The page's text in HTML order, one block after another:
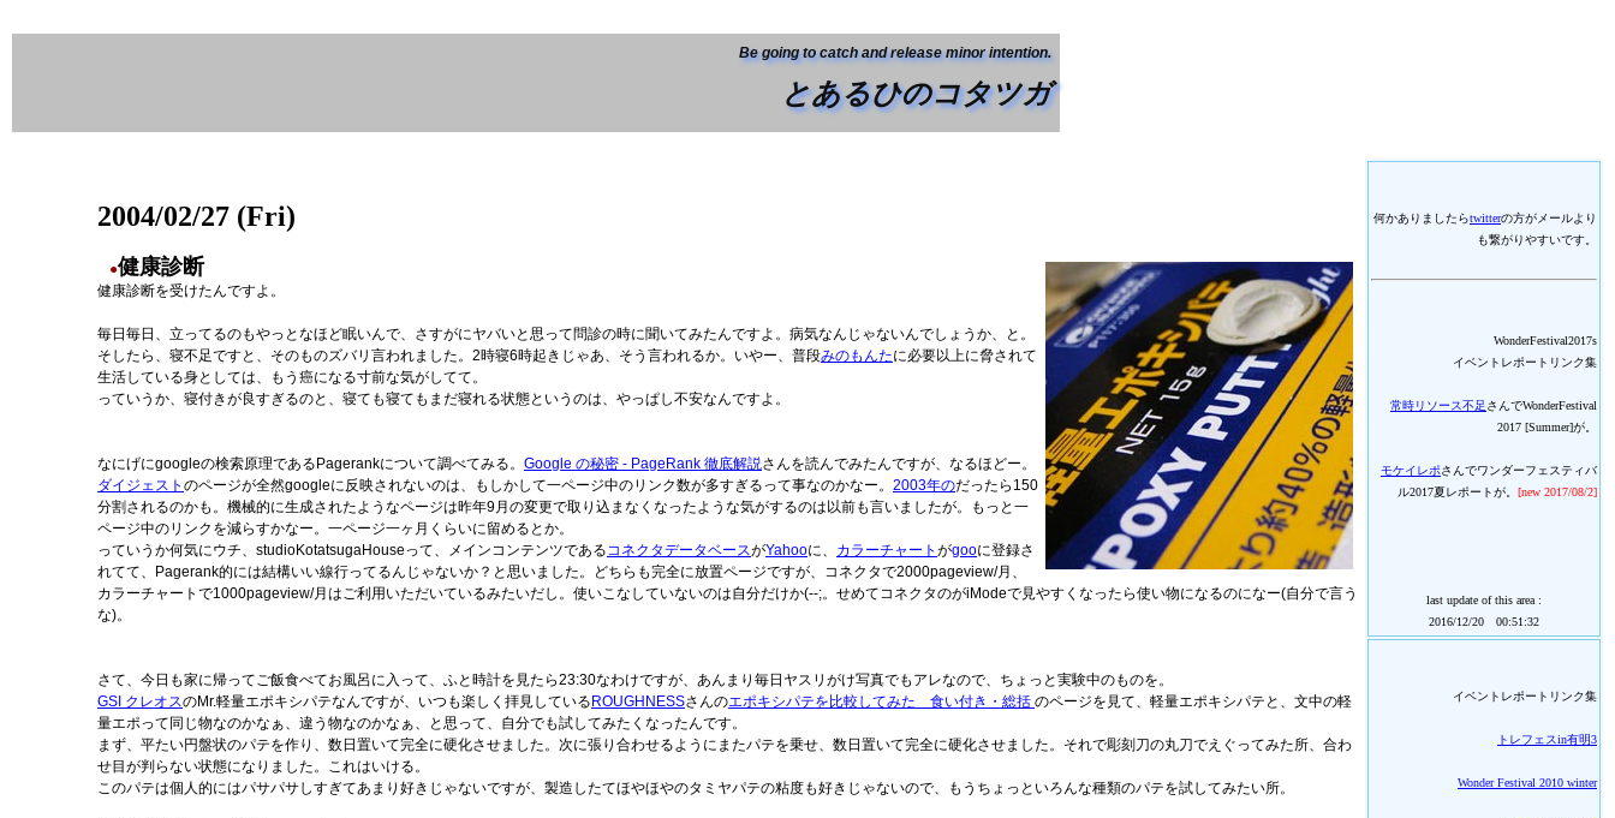
Be going to catch and release minor intention.
とあるひのコタツガ
2004/02/27 (Fri)
●健康診断
健康診断を受けたんですよ。
毎日毎日、立ってるのもやっとなほど眠いんで、さすがにヤバいと思って問診の時に聞いてみたんですよ。病気なんじゃないんでしょうか、と。
そしたら、寝不足ですと、そのものズバリ言われました。2時寝6時起きじゃあ、そう言われるか。いやー、普段みのもんたに必要以上に脅されて
生活している身としては、もう癌になる寸前な気がしてて。
っていうか、寝付きが良すぎるのと、寝ても寝てもまだ寝れる状態というのは、やっぱし不安なんですよ。
なにげにgoogleの検索原理であるPagerankについて調べてみる。 Google の秘密 - PageRank 徹底解説さんを読んでみたんですが、なるほどー。
ダイジェスト のページが全然googleに反映されないのは、もしかして一ページ中のリンク数が多すぎるって事なのかなー。 2003年のだったら150
分割されるのかも。機械的に生成されたようなページは昨年9月の変更で取り込まなくなったような気がするのは以前も言いましたが。もっと一
ページ中のリンクを減らすかなー。一ページ一ヶ月くらいに留めるとか。
っていうか何気にウチ、studioKotatsugaHouseって、メインコンテンツであるコネクタデータベースがYahooに、 カラーチャート がgooに登録さ
れてて、Pagerank的には結構いい線行ってるんじゃないか？と思いました。どちらも完全に放置ページですが、コネクタで2000pageview/月、
カラーチャートで1000pageview/月はご利用いただいているみたいだし。使いこなしていないのは自分だけか(--;。せめてコネクタのがiModeで見やすくなったら使い物になるのになー(自分で言う
な)。
さて、今日も家に帰ってご飯食べてお風呂に入って、ふと時計を見たら23:30なわけですが、あんまり毎日ヤスリがけ写真でもアレなので、ちょっと実験中のものを。
GSI クレオスのMr.軽量エポキシパテなんですが、いつも楽しく拝見している ROUGHNESSさんのエポキシパテを比較してみた 食い付き・総括 のページを見て、軽量エポキシパテと、文中の軽
量エポって同じ物なのかなぁ、違う物なのかなぁ、と思って、自分でも試してみたくなったんです。
まず、平たい円盤状のパテを作り、数日置いて完全に硬化させました。次に張り合わせるようにまたパテを乗せ、数日置いて完全に硬化させました。それで彫刻刀の丸刀でえぐってみた所、合わ
せ目が判らない状態になりました。これはいける。
このパテは個人的にはパサパサしすぎてあまり好きじゃないですが、製造したてほやほやのタミヤパテの粘度も好きじゃないので、もうちょっといろんな種類のパテを試してみたい所。
何かありましたらtwitterの方がメールより
も繋がりやすいです。
WonderFestival2017s
イベントレポートリンク集
常時リソース不足さんでWonderFestival
2017 [Summer]が。
モケイレポさんでワンダーフェスティバ
ル2017夏レポートが。 [new 2017/08/2]
last update of this area :
2016/12/20 00:51:32
イベントレポートリンク集
トレフェスin有明3
Wonder Festival 2010 winter